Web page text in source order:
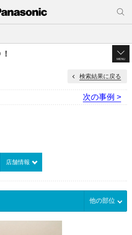
MENU
検索結果に戻る
次の事例 >
店舗情報
他の部位